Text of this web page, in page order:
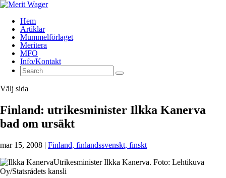
Hem
Artiklar
Mummelförlaget
Meritera
MFO
Info/Kontakt
Välj sida
Finland: utrikesminister Ilkka Kanerva
bad om ursäkt
mar 15, 2008 | Finland, finlandssvenskt, finskt
Utrikesminister Ilkka Kanerva. Foto: Lehtikuva
Oy/Statsrådets kansli